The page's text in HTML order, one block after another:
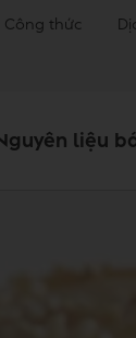
Công thức
liệu